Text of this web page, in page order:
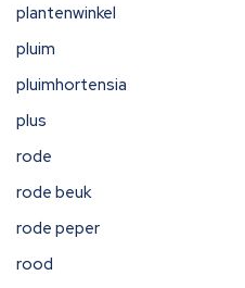
plantenwinkel
pluim
pluimhortensia
plus
rode
rode beuk
rode peper
rood